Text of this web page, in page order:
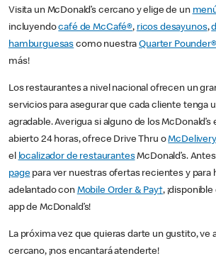
Visita un McDonald’s cercano y elige de un
incluyendocafé de McCafé®, ricos desayunos,
hamburguesas como nuestraQuarter
más!
Los restaurantes a nivel nacional ofrecen un
servicios para asegurar que cada cliente tenga
agradable. Averigua si alguno de los McDonald’s
abierto 24 horas, ofrece Drive Thru o
el localizador de restaurantesMcDonald’s.
pagepara ver nuestras ofertas recientes y para
adelantado con Mobile Order & Pay†,
app de McDonald’s!
La próxima vez que quieras darte un gustito, ve
cercano, ¡nos encantará atenderte!